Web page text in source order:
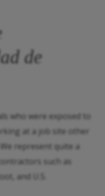
de
who were exposed to
at a job site other
represent quite a
such as
and U.S.